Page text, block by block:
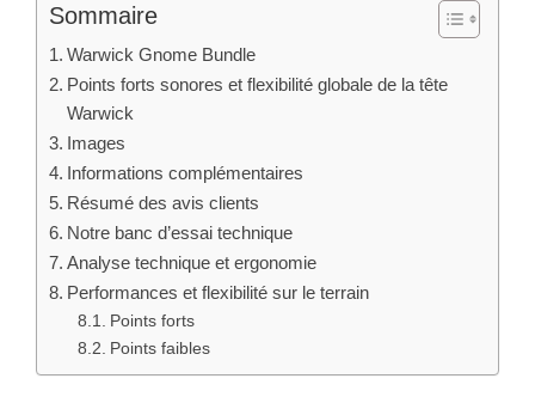
Sommaire
Warwick Gnome Bundle
Points forts sonores et flexibilité globale de la tête
Warwick
Images
Informations complémentaires
Résumé des avis clients
Notre banc d’essai technique
Analyse technique et ergonomie
Performances et flexibilité sur le terrain
Points forts
Points faibles